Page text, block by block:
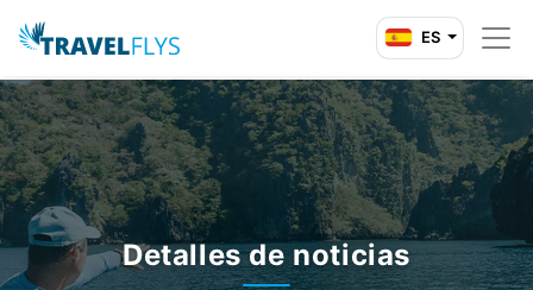
ES
Detalles de noticias